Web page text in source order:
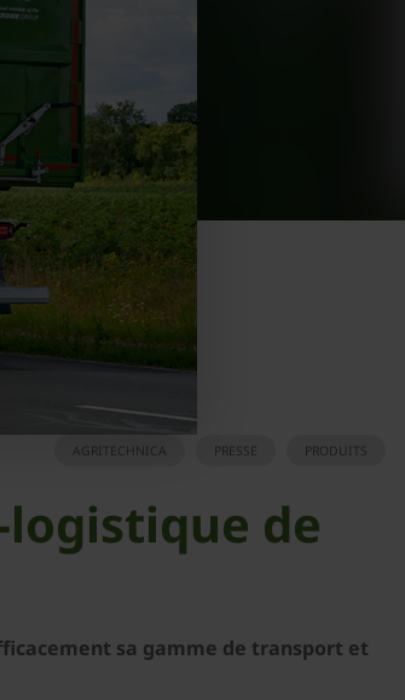
PRODUITS
PRESSE
AGRITECHNICA
de
sa gamme de transport et